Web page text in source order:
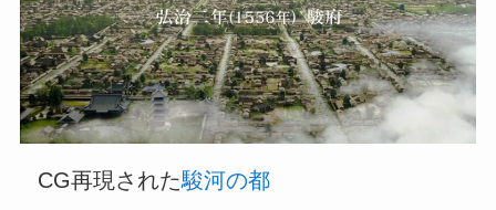
CG再現された駿河の都